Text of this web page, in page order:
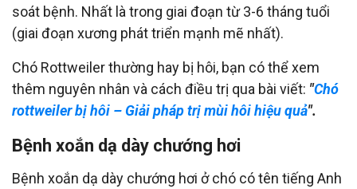
soát bệnh. Nhất là trong giai đoạn từ 3-6 tháng tuổi
(giai đoạn xương phát triển mạnh mẽ nhất).
Chó Rottweiler thường hay bị hôi, bạn có thể xem
thêm nguyên nhân và cách điều trị qua bài viết: "Chó
rottweiler bị hôi – Giải pháp trị mùi hôi hiệu quả".
Bệnh xoắn dạ dày chướng hơi
Bệnh xoắn dạ dày chướng hơi ở chó có tên tiếng Anh